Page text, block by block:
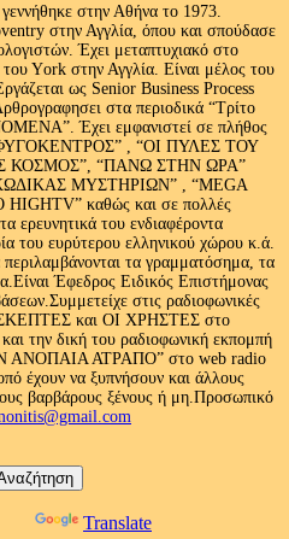
στην Αθήνα το 1973.
στην Αγγλία, όπου και σπούδασε
Έχει μεταπτυχιακό στο
Υork στην Αγγλία. Είναι μέλος του
ως Senior Business Process
στα περιοδικά “Τρίτο
Έχει εμφανιστεί σε πλήθος
“ΦΥΓΟΚΕΝΤΡΟΣ” , “ΟΙ ΠΥΛΕΣ ΤΟΥ
ΚΟΣΜΟΣ”, “ΠΑΝΩ ΣΤΗΝ ΩΡΑ”
ΜΥΣΤΗΡΙΩΝ” , “MEGA
καθώς και σε πολλές
ερευνητικά του ενδιαφέροντα
του ευρύτερου ελληνικού χώρου κ.ά.
τα γραμματόσημα, τα
Έφεδρος Ειδικός Επιστήμονας
στις ραδιοφωνικές
και ΟΙ ΧΡΗΣΤΕΣ στο
την δική του ραδιοφωνική εκπομπή
ΑΝΟΠΑΙΑ ΑΤΡΑΠΟ” στο web radio
έχουν να ξυπνήσουν και άλλους
βαρβάρους ξένους ή μη.Προσωπικό
Translate